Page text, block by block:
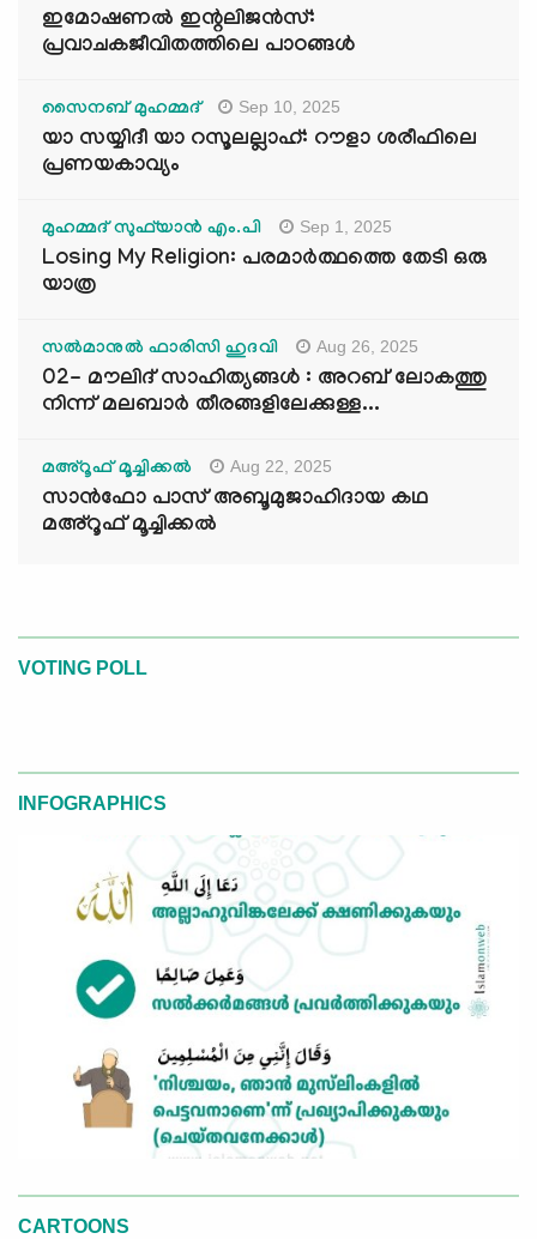
ഇമോഷണൽ ഇന്റലിജൻസ്:
പ്രവാചകജീവിതത്തിലെ പാഠങ്ങൾ
സൈനബ് മുഹമ്മദ് Sep 10, 2025
യാ സയ്യിദീ യാ റസൂലല്ലാഹ്: റൗളാ ശരീഫിലെ
പ്രണയകാവ്യം
മുഹമ്മദ് സുഫ്‌യാൻ എം.പി Sep 1, 2025
Losing My Religion: പരമാർത്ഥത്തെ തേടി ഒരു
യാത്ര
സൽമാനുൽ ഫാരിസി ഹുദവി Aug 26, 2025
02- മൗലിദ് സാഹിത്യങ്ങൾ : അറബ് ലോകത്തു
നിന്ന് മലബാർ തീരങ്ങളിലേക്കുള്ള...
മഅ്റൂഫ് മൂച്ചിക്കല്‍ Aug 22, 2025
സാൻഫോ പാസ് അബൂമുജാഹിദായ കഥ
മഅ്റൂഫ് മൂച്ചിക്കല്‍
VOTING POLL
INFOGRAPHICS
CARTOONS